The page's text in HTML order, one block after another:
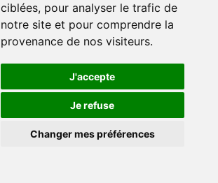
ciblées, pour analyser le trafic de
notre site et pour comprendre la
provenance de nos visiteurs.
J'accepte
Je refuse
Changer mes préférences